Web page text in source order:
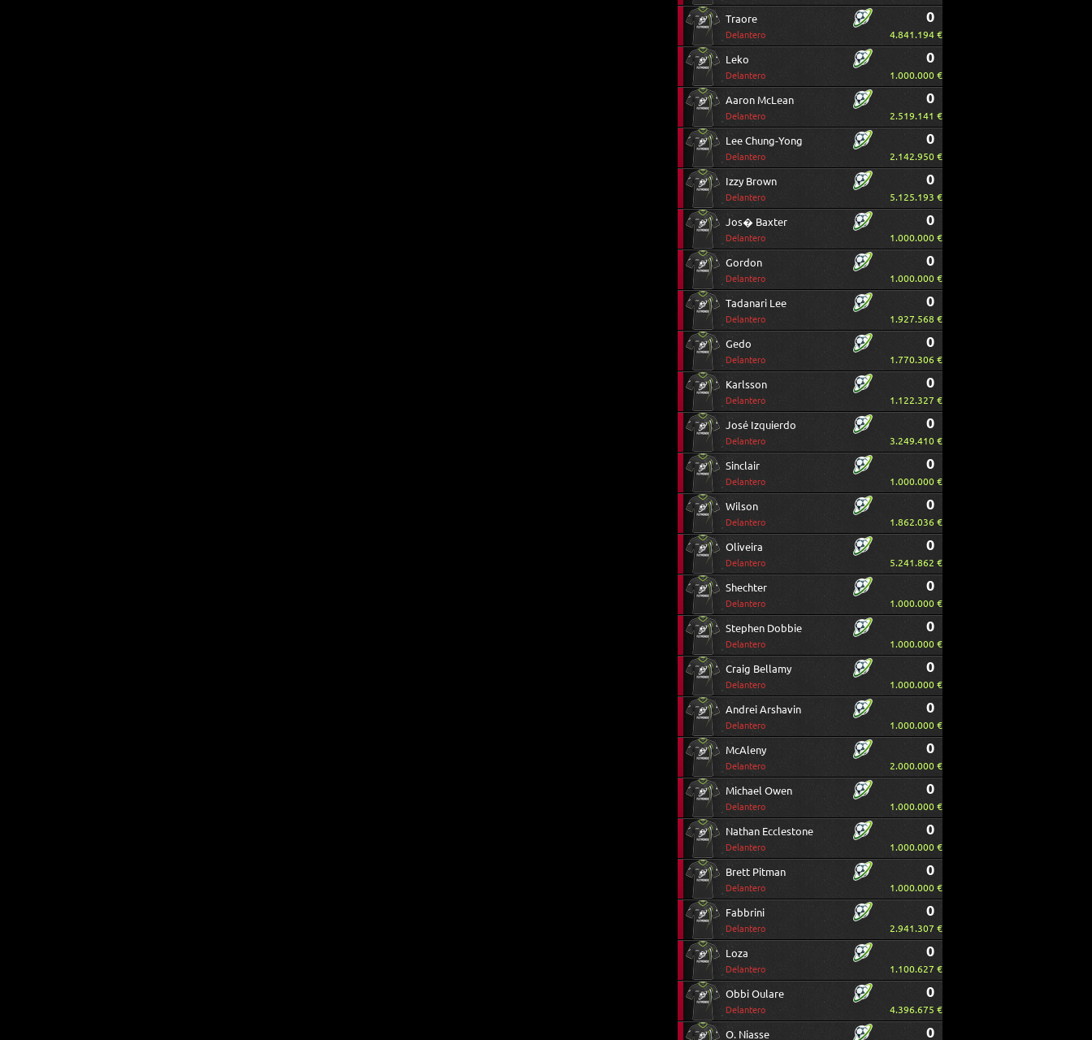
Traore
Delantero
0
4.841.194 €
Leko
Delantero
0
1.000.000 €
Aaron McLean
Delantero
0
2.519.141 €
Lee Chung-Yong
Delantero
0
2.142.950 €
Izzy Brown
Delantero
0
5.125.193 €
Jos� Baxter
Delantero
0
1.000.000 €
Gordon
Delantero
0
1.000.000 €
Tadanari Lee
Delantero
0
1.927.568 €
Gedo
Delantero
0
1.770.306 €
Karlsson
Delantero
0
1.122.327 €
José Izquierdo
Delantero
0
3.249.410 €
Sinclair
Delantero
0
1.000.000 €
Wilson
Delantero
0
1.862.036 €
Oliveira
Delantero
0
5.241.862 €
Shechter
Delantero
0
1.000.000 €
Stephen Dobbie
Delantero
0
1.000.000 €
Craig Bellamy
Delantero
0
1.000.000 €
Andrei Arshavin
Delantero
0
1.000.000 €
McAleny
Delantero
0
2.000.000 €
Michael Owen
Delantero
0
1.000.000 €
Nathan Ecclestone
Delantero
0
1.000.000 €
Brett Pitman
Delantero
0
1.000.000 €
Fabbrini
Delantero
0
2.941.307 €
Loza
Delantero
0
1.100.627 €
Obbi Oulare
Delantero
0
4.396.675 €
O. Niasse 0